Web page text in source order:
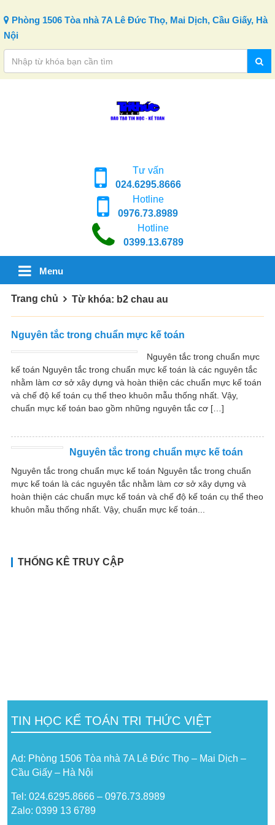
Phòng 1506 Tòa nhà 7A Lê Đức Thọ, Mai Dịch, Cầu Giấy, Hà
Nội
Tư vấn
024.6295.8666
Hotline
0976.73.8989
Hotline
0399.13.6789
Menu
Trang chủ Từ khóa: b2 chau au
Nguyên tắc trong chuẩn mực kế toán
Nguyên tắc trong chuẩn mực
kế toán Nguyên tắc trong chuẩn mực kế toán là các nguyên tắc
nhằm làm cơ sở xây dựng và hoàn thiện các chuẩn mực kế toán
và chế độ kế toán cụ thể theo khuôn mẫu thống nhất. Vậy,
chuẩn mực kế toán bao gồm những nguyên tắc cơ […]
Nguyên tắc trong chuẩn mực kế toán
Nguyên tắc trong chuẩn mực kế toán Nguyên tắc trong chuẩn
mực kế toán là các nguyên tắc nhằm làm cơ sở xây dựng và
hoàn thiện các chuẩn mực kế toán và chế độ kế toán cụ thể theo
khuôn mẫu thống nhất. Vậy, chuẩn mực kế toán...
THỐNG KÊ TRUY CẬP
TIN HỌC KẾ TOÁN TRI THỨC VIỆT
Ad: Phòng 1506 Tòa nhà 7A Lê Đức Thọ – Mai Dịch –
Cầu Giấy – Hà Nội
Tel: 024.6295.8666 – 0976.73.8989
Zalo: 0399 13 6789